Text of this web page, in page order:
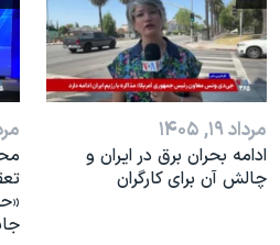
مرداد ۱۹, ۱۴۰۵
ادامه بحران برق در ایران و
چالش آن برای کارگران